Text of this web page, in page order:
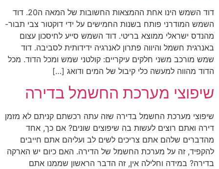
דוד השמש הינו אחת ההמצאות החשובות של המאה ה20. דוד
השמש המודרני פותח בשנות החמישים על ידי דוקטור צבי תבור-
מהנדס ישראלי ממוצא בריטי. דוד השמש סייע לחיסכון עצום
באנרגית חשמל והיווה פתרון לאנרגיה ידידותית לסביבה. דוד
שמש מורכב משני חלקים עיקריים: קולטני שמש ומכל הדוד. מכל
הדוד מהווה למעשה כלי קיבול של המים ודואג […]
שיפוצי מערכת החשמל בדירה
שיפוצי מערכת החשמל בדירה שזה עתה רכשתם קניתם לא מזמן
דירה ואתם רוצים לעשות בה שיפוצים שונים? אם כך, אחד
מהדברים שלהם אתם צריכים לשים לב ועליהם אתם חייבים
להקפיד, זה על מערכת החשמל של הדירה. האם כיום יש הארקה
בדירה? במידה וחלילה אין, זה הדבר הראשון שממנו אתם